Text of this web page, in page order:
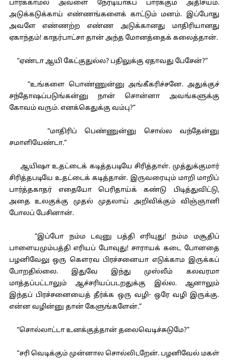
பார்க்காமல் அவளை நேரடியாகப் பார்க்கும் அதிசயம்.
அடுக்கடுக்காய் எண்ணங்களைக் காட்டும் மனம். இப்போது
அவளே எண்ணற்ற எண்ண அடுக்கானது மாதிரியானது
ஏகாந்தம்! காதர்பாட்சா தான் அந்த மோனத்தைக் கலைத்தான்.
“ஏண்டா ஆயி கேட்குதுல்ல? பதிலுக்கு ஏதாவது பேசேன்?”
“உங்களை பொண்ணுன்னு அங்கீகரிச்சனே. அதுக்குச்
சந்தோஷப்படுங்கன்னு நான் சொன்னா அவங்களுக்கு
கோவம் வரும். எனக்கெதுக்கு வம்பு?”
“மாதிரிப் பெண்ணுன்னு சொல்ல வந்தேன்னு
சமாளியேண்டா.”
ஆயிஷா உதட்டைக் கடித்தபடியே சிரித்தாள். முத்துக்குமார்
சிரித்தபடியே உதட்டைக் கடித்தான். இருவரையும் மாறி மாறிப்
பார்த்தகாதர் எதையோ பெரிதாய்க் கண்டு பிடித்துவிட்டு,
அதை உலகுக்கு முதல் முதலாய் அறிவிக்கும் விஞ்ஞானி
போலப் பேசினான்.
“இப்போ நம்ம டவுனு பத்தி எரியுது! நம்ம மசூதிப்
பாளையமும்பத்தி எரியப் போவுது! சாராயக் கடை போனதை
பழனிவேலு ஒரு கெளரவ பிரச்சனையா எடுக்காம இருக்கப்
போறதில்லை. இதுவே இந்து முஸ்லீம் கலவரமா
மாத்தப்பட்டாலும் ஆச்சரியப்படறதுக்கு இல்ல. ஆனாலும்
இந்தப் பிரச்சனையைத் தீர்க்க ஒரு வழி- ஒரே வழி இருக்கு.
என்ன வழின்னு தான் கேளுங்களேன்.”
“சொல்லாட்டா உனக்குத்தான் தலைவெடிச்சுடுமே?”
“சரி வெடிக்கும் முன்னால சொல்லிடறேன். பழனிவேல் மகள்